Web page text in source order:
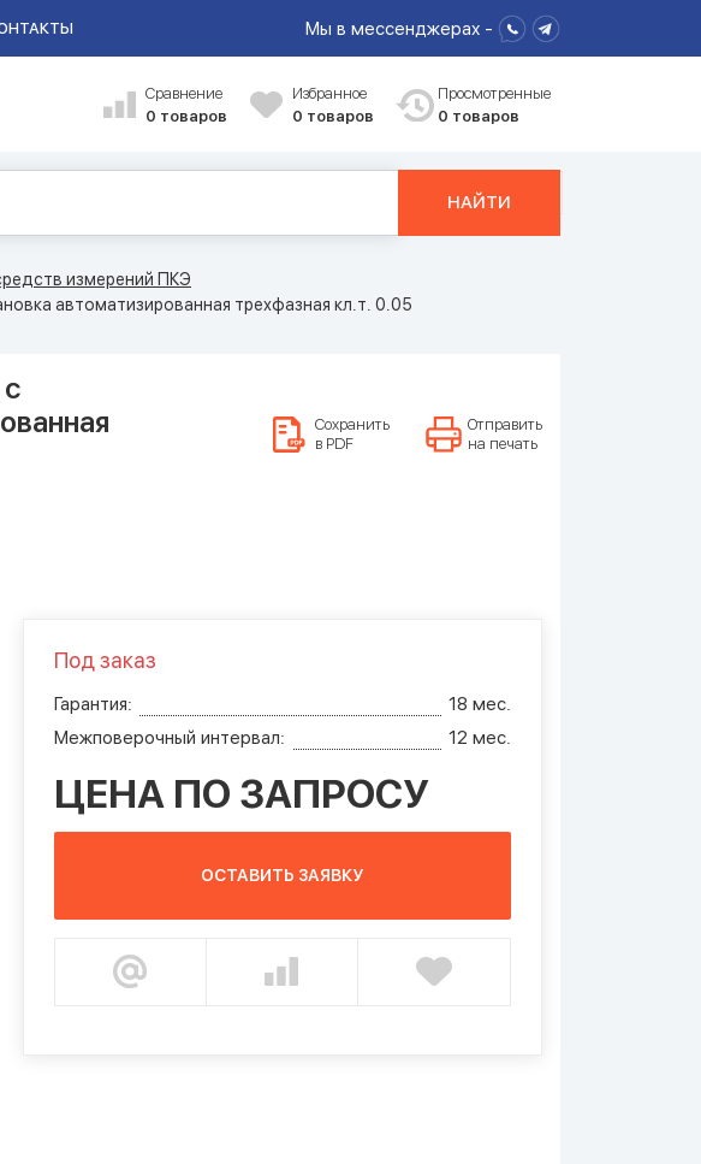
Мы в мессенджерах -
Сравнение
0 товаров
Избранное
0 товаров
Просмотренные
0 товаров
НАЙТИ
измерений ПКЭ
автоматизированная трехфазная кл.т. 0.05
Сохранить
в PDF
Отправить
на печать
Под заказ
Гарантия:
18 мес.
Межповерочный интервал:
12 мес.
ЦЕНА ПО ЗАПРОСУ
ОСТАВИТЬ ЗАЯВКУ